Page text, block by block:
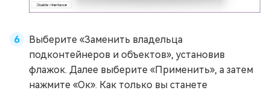
Выберите «Заменить владельца
подконтейнеров и объектов», установив
флажок. Далее выберите «Применить», а затем
нажмите «Ок». Как только вы станете